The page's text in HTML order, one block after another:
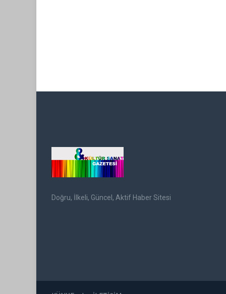
Doğru, İlkeli, Güncel, Aktif Haber Sitesi